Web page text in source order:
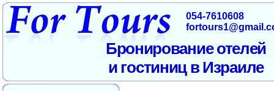
054-7610608
Бронирование отелей
и гостиниц в Израиле